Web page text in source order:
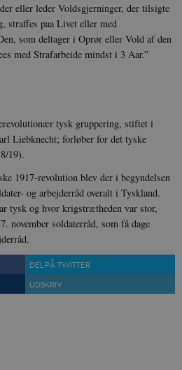
eller leder Voldsgjerninger, der tilsigte
straffes paa Livet eller med
som deltager i Oprør eller Vold af den
med Strafarbeide mindst i 3 Aar.”
tysk gruppering, stiftet i
Liebknecht; forløber for det tyske
19).
1917-revolution blev der i begyndelsen
og arbejderråd overalt i Tyskland.
tysk og hvor krigstrætheden var stor,
november soldaterråd, som få dage
DEL PÅ TWITTER
UDSKRIV